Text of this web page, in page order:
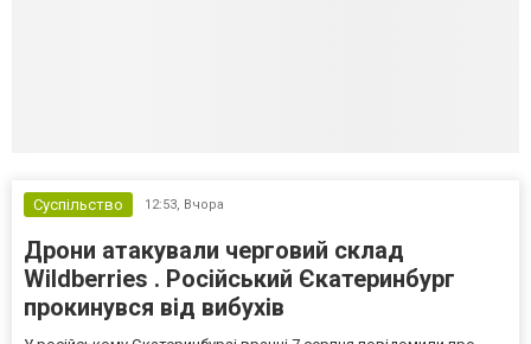
Суспільство 12:53, Вчора
Дрони атакували черговий склад
Wildberries . Російський Єкатеринбург
прокинувся від вибухів